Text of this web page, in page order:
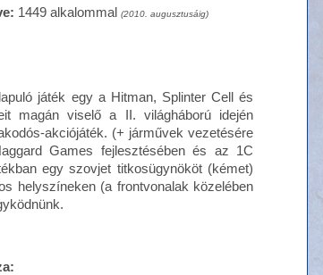
1449 alkalommal (2010. augusztusáig)
játék egy a Hitman, Splinter Cell és
magán viselő a II. világháború idején
akciójáték. (+ járművek vezetésére
Games fejlesztésében és az 1C
egy szovjet titkosügynököt (kémet)
helyszíneken (a frontvonalak közelében